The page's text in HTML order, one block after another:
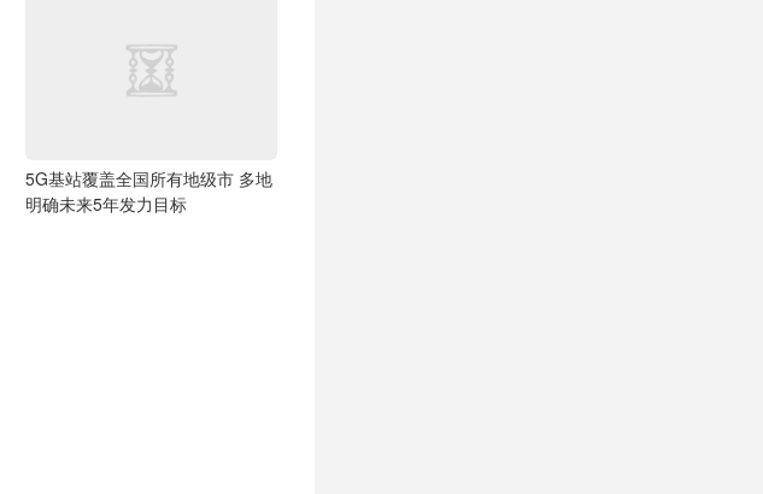
5G基站覆盖全国所有地级市 多地
明确未来5年发力目标